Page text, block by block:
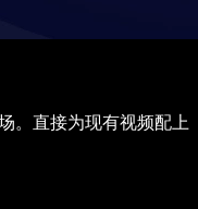
。直接为现有视频配上